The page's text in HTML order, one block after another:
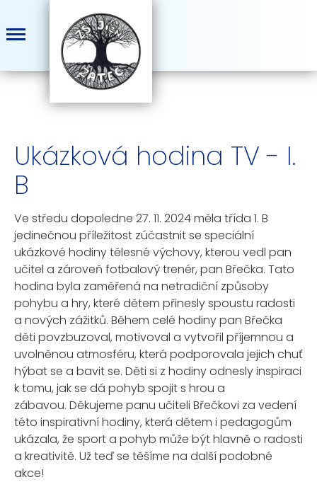
Ukázková hodina TV - I.
B
Ve středu dopoledne 27. 11. 2024 měla třída 1. B
jedinečnou příležitost zúčastnit se speciální
ukázkové hodiny tělesné výchovy, kterou vedl pan
učitel a zároveň fotbalový trenér, pan Břečka. Tato
hodina byla zaměřená na netradiční způsoby
pohybu a hry, které dětem přinesly spoustu radosti
a nových zážitků. Během celé hodiny pan Břečka
děti povzbuzoval, motivoval a vytvořil příjemnou a
uvolněnou atmosféru, která podporovala jejich chuť
hýbat se a bavit se. Děti si z hodiny odnesly inspiraci
k tomu, jak se dá pohyb spojit s hrou a
zábavou. Děkujeme panu učiteli Břečkovi za vedení
této inspirativní hodiny, která dětem i pedagogům
ukázala, že sport a pohyb může být hlavně o radosti
a kreativitě. Už teď se těšíme na další podobné
akce!